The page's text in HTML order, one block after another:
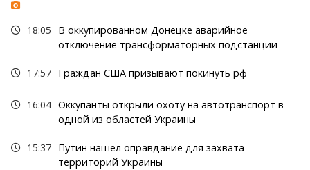
18:05
В оккупированном Донецке аварийное
отключение трансформаторных подстанции
17:57 Граждан США призывают покинуть рф
16:04 Оккупанты открыли охоту на автотранспорт в
одной из областей Украины
15:37 Путин нашел оправдание для захвата
территорий Украины